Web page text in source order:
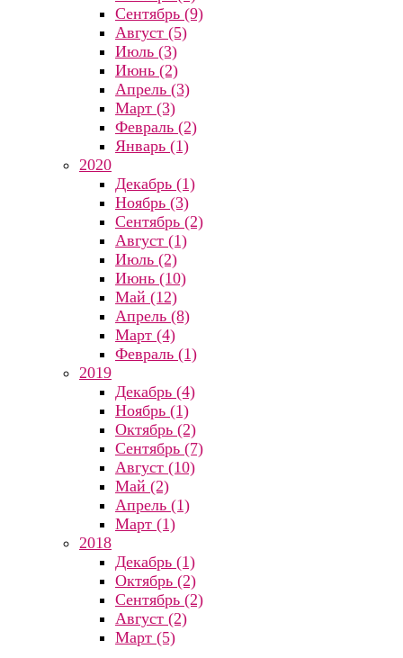
Сентябрь (9)
Август (5)
Июль (3)
Июнь (2)
Апрель (3)
Март (3)
Февраль (2)
Январь (1)
2020
Декабрь (1)
Ноябрь (3)
Сентябрь (2)
Август (1)
Июль (2)
Июнь (10)
Май (12)
Апрель (8)
Март (4)
Февраль (1)
2019
Декабрь (4)
Ноябрь (1)
Октябрь (2)
Сентябрь (7)
Август (10)
Май (2)
Апрель (1)
Март (1)
2018
Декабрь (1)
Октябрь (2)
Сентябрь (2)
Август (2)
Март (5)